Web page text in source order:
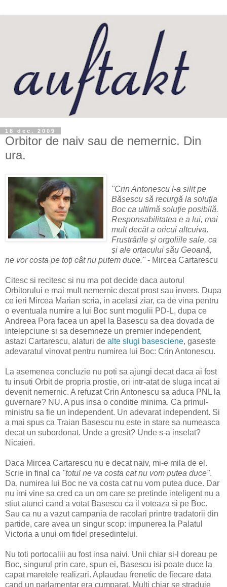
18 dec. 2009
Orbitor de naiv sau de nemernic. Din
ura.
"Crin Antonescu l-a silit pe
Băsescu să recurgă la soluţia
Boc ca ultimă soluţie posibilă.
Responsabilitatea e a lui, mai
mult decât a oricui altcuiva.
Frustrările şi orgoliile sale, ca
şi ale ortacului său Geoană,
ne vor costa pe toţi cât nu putem duce." - Mircea Cartarescu
Citesc si recitesc si nu ma pot decide daca autorul
Orbitorului e mai mult nemernic decat prost sau invers. Dupa
ce ieri Mircea Marian scria, in acelasi ziar, ca de vina pentru
o eventuala numire a lui Boc sunt mogulii PD-L, dupa ce
Andreea Pora facea un apel la Basescu sa dea dovada de
intelepciune si sa desemneze un premier independent,
astazi Cartarescu, alaturi de alte slugi basesciene, gaseste
adevaratul vinovat pentru numirea lui Boc: Crin Antonescu.
La asemenea concluzie nu poti sa ajungi decat daca ai fost
tu insuti Orbit de propria prostie, ori intr-atat de sluga incat ai
devenit nemernic. A refuzat Crin Antonescu sa aduca PNL la
guvernare? NU. A pus insa o conditie minima. Ca primul-
ministru sa fie un independent. Un adevarat independent. Si
a mai spus ca Traian Basescu nu este in stare sa numeasca
decat un subordonat. Unde a gresit? Unde s-a inselat?
Nicaieri.
Daca Mircea Cartarescu nu e decat naiv, mi-e mila de el.
Scrie in final ca "totul ne va costa cat nu vom putea duce".
Da, numirea lui Boc ne va costa cat nu vom putea duce. Dar
nu imi vine sa cred ca un om care se pretinde inteligent nu a
stiut atunci cand a votat Basescu ca il voteaza si pe Boc.
Sau ca nu a vazut campania de racolari printre tradatorii din
partide, care avea un singur scop: impunerea la Palatul
Victoria a unui om fidel presedintelui.
Nu toti portocaliii au fost insa naivi. Unii chiar si-l doreau pe
Boc, singurul prin care, spun ei, Basescu isi poate duce la
capat maretele realizari. Aplaudau frenetic de fiecare data
cand un parlamentar era cumparat. Multi chiar se straduie